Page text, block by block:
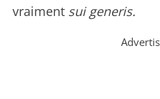
vraiment sui generis.